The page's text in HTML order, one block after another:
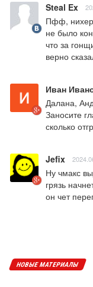
Steal Ex
Пфф,
не было
что за
верно
Иван
Далана,
Заносите
сколько
Jefix
Ну чмакс
грязь
он чет
НОВЫЕ МАТЕРИАЛЫ